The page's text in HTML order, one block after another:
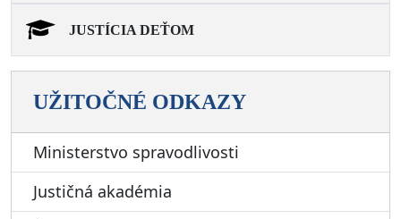
JUSTÍCIA DEŤOM
UŽITOČNÉ ODKAZY
Ministerstvo spravodlivosti
Justičná akadémia